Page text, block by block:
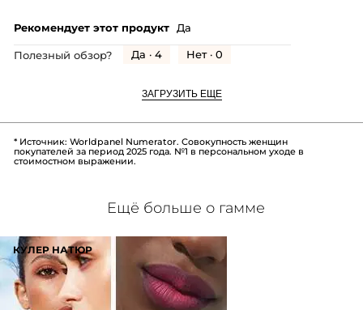
Рекомендует этот продукт Да
Полезный обзор? Да · 4 Нет · 0
ЗАГРУЗИТЬ ЕЩЕ
* Источник: Worldpanel Numerator. Совокупность женщин
покупателей за период 2025 года. №1 в персональном уходе в
стоимостном выражении.
Ещё больше о гамме
КУЛЕР НАТЮР